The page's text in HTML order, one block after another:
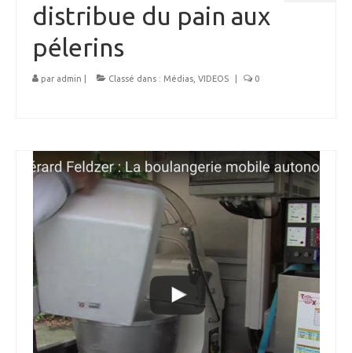
distribue du pain aux
pélerins
par admin Classé dans : Médias VIDEOS 0